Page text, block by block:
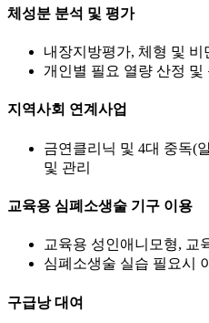
체성분 분석 및 평가
내장지방평가, 체형 및
개인별 필요 열량 산정 및
지역사회 연계사업
금연클리닉 및 4대 중독(
및 관리
교육용 심폐소생술 기구 이용
교육용 성인애니모형, 교
심폐소생술 실습 필요시
구급낭대여